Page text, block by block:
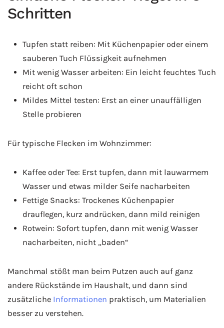
Schritten
Tupfen statt reiben: Mit Küchenpapier oder einem
sauberen Tuch Flüssigkeit aufnehmen
Mit wenig Wasser arbeiten: Ein leicht feuchtes Tuch
reicht oft schon
Mildes Mittel testen: Erst an einer unauffälligen
Stelle probieren
Für typische Flecken im Wohnzimmer:
Kaffee oder Tee: Erst tupfen, dann mit lauwarmem
Wasser und etwas milder Seife nacharbeiten
Fettige Snacks: Trockenes Küchenpapier
drauflegen, kurz andrücken, dann mild reinigen
Rotwein: Sofort tupfen, dann mit wenig Wasser
nacharbeiten, nicht „baden“
Manchmal stößt man beim Putzen auch auf ganz
andere Rückstände im Haushalt, und dann sind
zusätzliche Informationen praktisch, um Materialien
besser zu verstehen.